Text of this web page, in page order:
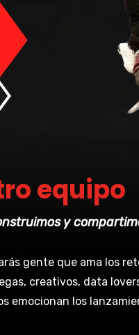
equipo
y
gente que ama los
creativos, data
emocionan los